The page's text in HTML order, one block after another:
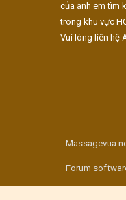
của anh em tìm
trong khu vực
Vui lòng liên hệ
Forum